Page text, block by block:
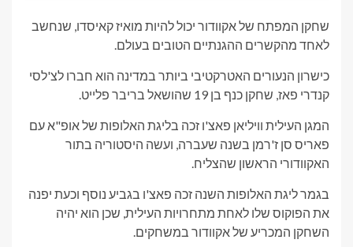
שחקן המפתח של אקוודור יכול להיות מואיז קאיסדו, שנחשב
לאחד מהקשרים ההגנתיים הטובים בעולם.
כישרון הנעורים האטרקטיבי ביותר במדינה הוא חברו לצ'לסי
קנדרי פאז, שחקן כנף בן 19 שהושאל בריבר פלייט.
המגן העילית וויליאן פאצ'ו זכה בליגת האלופות של אופ"א עם
פאריס סן ז'רמן בשנה שעברה, ועשה היסטוריה בתור
האקוודורי הראשון שהצליח.
בגמר ליגת האלופות השנה זכה פאצ'ו בגביע נוסף וכעת יפנה
את הפוקוס שלו לאחת מתחרויות העילית, שכן הוא יהיה
השחקן המכריע של אקוודור במשחקים.